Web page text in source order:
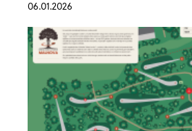
06.01.2026
Image